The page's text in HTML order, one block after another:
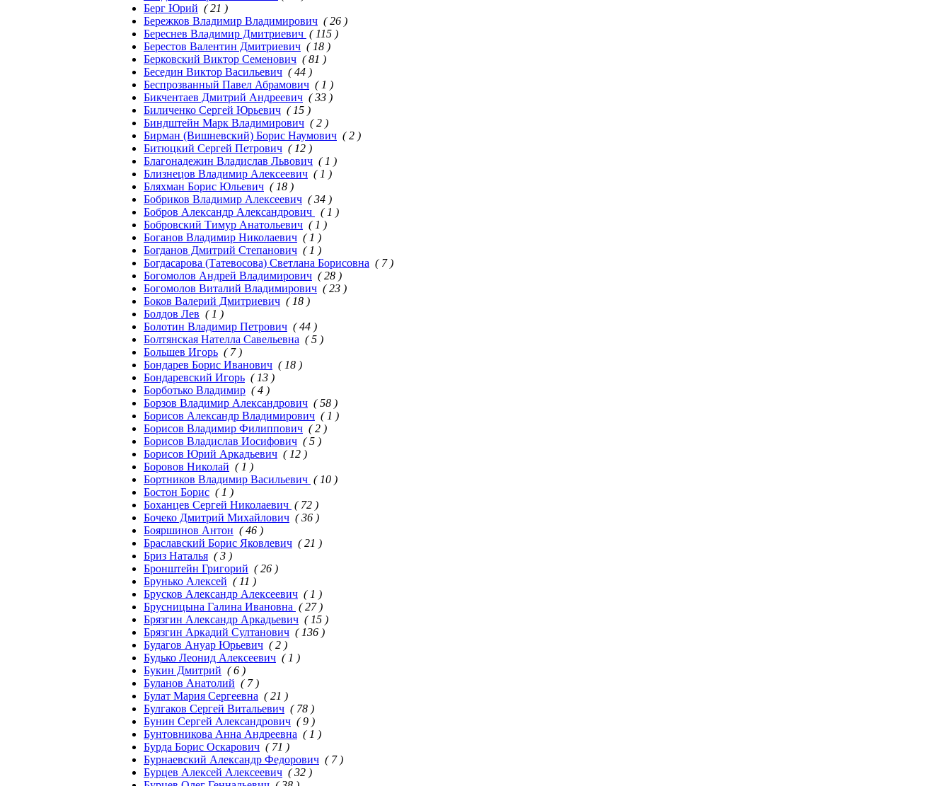
Берг Юрий ( 21 )
Бережков Владимир Владимирович ( 26 )
Береснев Владимир Дмитриевич ( 115 )
Берестов Валентин Дмитриевич ( 18 )
Берковский Виктор Семенович ( 81 )
Беседин Виктор Васильевич ( 44 )
Беспрозванный Павел Абрамович ( 1 )
Бикчентаев Дмитрий Андреевич ( 33 )
Биличенко Сергей Юрьевич ( 15 )
Биндштейн Марк Владимирович ( 2 )
Бирман (Вишневский) Борис Наумович ( 2 )
Битюцкий Сергей Петрович ( 12 )
Благонадежин Владислав Львович ( 1 )
Близнецов Владимир Алексеевич ( 1 )
Бляхман Борис Юльевич ( 18 )
Бобриков Владимир Алексеевич ( 34 )
Бобров Александр Александрович
( 1 )
Бобровский Тимур Анатольевич ( 1 )
Боганов Владимир Николаевич ( 1 )
Богданов Дмитрий Степанович ( 1 )
Богдасарова (Татевосова) Светлана Борисовна ( 7 )
Богомолов Андрей Владимирович ( 28 )
Богомолов Виталий Владимирович ( 23 )
Боков Валерий Дмитриевич ( 18 )
Болдов Лев ( 1 )
Болотин Владимир Петрович ( 44 )
Болтянская Нателла Савельевна ( 5 )
Большев Игорь ( 7 )
Бондарев Борис Иванович ( 18 )
Бондаревский Игорь ( 13 )
Борботько Владимир ( 4 )
Борзов Владимир Александрович ( 58 )
Борисов Александр Владимирович ( 1 )
Борисов Владимир Филиппович ( 2 )
Борисов Владислав Иосифович ( 5 )
Борисов Юрий Аркадьевич ( 12 )
Боровов Николай ( 1 )
Бортников Владимир Васильевич ( 10 )
Бостон Борис ( 1 )
Боханцев Сергей Николаевич ( 72 )
Бочеко Дмитрий Михайлович ( 36 )
Бояршинов Антон ( 46 )
Браславский Борис Яковлевич ( 21 )
Бриз Наталья ( 3 )
Бронштейн Григорий ( 26 )
Брунько Алексей ( 11 )
Брусков Александр Алексеевич ( 1 )
Брусницына Галина Ивановна ( 27 )
Брязгин Александр Аркадьевич ( 15 )
Брязгин Аркадий Султанович ( 136 )
Будагов Ануар Юрьевич ( 2 )
Будько Леонид Алексеевич ( 1 )
Букин Дмитрий ( 6 )
Буланов Анатолий ( 7 )
Булат Мария Сергеевна ( 21 )
Булгаков Сергей Витальевич ( 78 )
Бунин Сергей Александрович ( 9 )
Бунтовникова Анна Андреевна ( 1 )
Бурда Борис Оскарович ( 71 )
Бурнаевский Александр Федорович ( 7 )
Бурцев Алексей Алексеевич ( 32 )